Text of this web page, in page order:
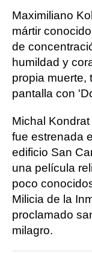
Maximiliano
mártir
de
humildad y
propia muerte,
pantalla con
Michal
fue estrenada
edificio San
una película
poco
Milicia de la
proclamado
milagro.